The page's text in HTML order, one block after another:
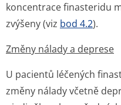
koncentrace finasteridu
zvýšeny (viz bod 4.2).
Změny nálady a deprese
U pacientů léčených
změny nálady včetně